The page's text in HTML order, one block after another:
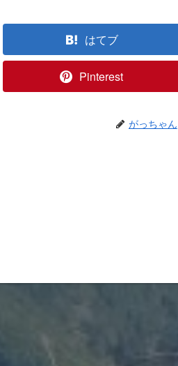
はてブ
Pinterest
がっちゃん